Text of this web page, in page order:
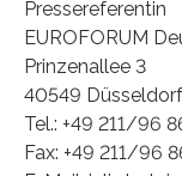
Pressereferentin
EUROFORUM
Prinzenallee 3
40549 Düsseldorf
Tel.: +49 211/96
Fax: +49 211/96